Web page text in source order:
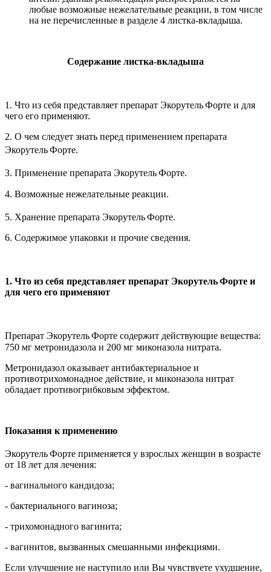
любые возможные нежелательные реакции, в том числе
на не перечисленные в разделе 4 листка-вкладыша.
Содержание листка-вкладыша
1. Что из себя представляет препарат ЭкорутельФорте и для
чего его применяют.
2. О чем следует знать перед применением препарата
ЭкорутельФорте.
3. Применение препарата ЭкорутельФорте.
4. Возможные нежелательные реакции.
5. Хранение препарата ЭкорутельФорте.
6. Содержимое упаковки и прочие сведения.
1. Что из себя представляет препарат ЭкорутельФорте и
для чего его применяют
Препарат ЭкорутельФорте содержит действующие вещества:
750 мг метронидазола и 200 мг миконазола нитрата.
Метронидазол оказывает антибактериальное и
противотрихомонадное действие, и миконазола нитрат
обладает противогрибковым эффектом.
Показания к применению
ЭкорутельФорте применяется у взрослых женщин в возрасте
от 18 лет для лечения:
- вагинального кандидоза;
- бактериального вагиноза;
- трихомонадного вагинита;
- вагинитов, вызванных смешанными инфекциями.
Если улучшение не наступило или Вы чувствуете ухудшение,